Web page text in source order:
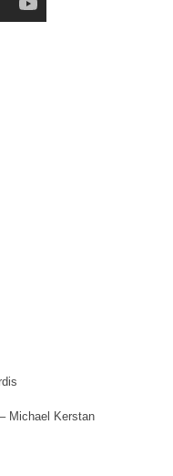
Michael Kerstan